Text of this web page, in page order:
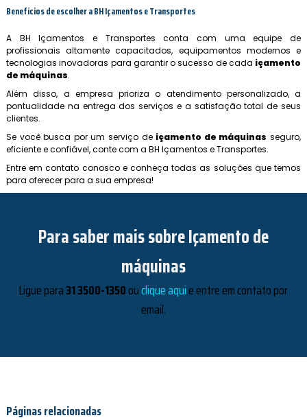
Benefícios de escolher a BH Içamentos e Transportes
A BH Içamentos e Transportes conta com uma equipe de
profissionais altamente capacitados, equipamentos modernos e
tecnologias inovadoras para garantir o sucesso de cada içamento
de máquinas.
Além disso, a empresa prioriza o atendimento personalizado, a
pontualidade na entrega dos serviços e a satisfação total de seus
clientes.
Se você busca por um serviço de içamento de máquinas seguro,
eficiente e confiável, conte com a BH Içamentos e Transportes.
Entre em contato conosco e conheça todas as soluções que temos
para oferecer para a sua empresa!
Para saber mais sobre Içamento de
máquinas
Ligue para31 3500-1350ouclique aquie entre em contato por
email.
Páginas relacionadas